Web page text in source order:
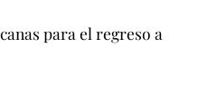
para el regreso a